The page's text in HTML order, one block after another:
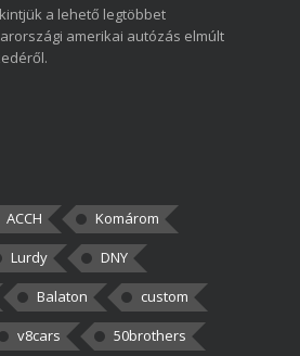
a lehető legtöbbet
amerikai autózás elmúlt
ACCH
Komárom
Lurdy
DNY
Balaton
custom
v8cars 50brothers